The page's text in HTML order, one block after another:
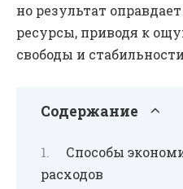
но результат
ресурсы, приводя к
свободы и
Содержание
Способы
расходов